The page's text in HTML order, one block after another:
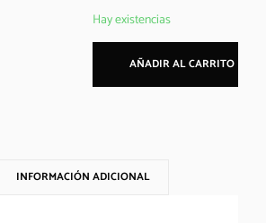
Hay existencias
AÑADIR AL CARRITO
INFORMACIÓN ADICIONAL